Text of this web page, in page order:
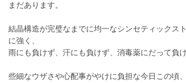
まだあります。
結晶構造が完璧なまでに均一なシンセティックス
に強く、
雨にも負けず、汗にも負けず、消毒薬にだって負け
些細なウザさや心配事がやけに負担な今日この頃、